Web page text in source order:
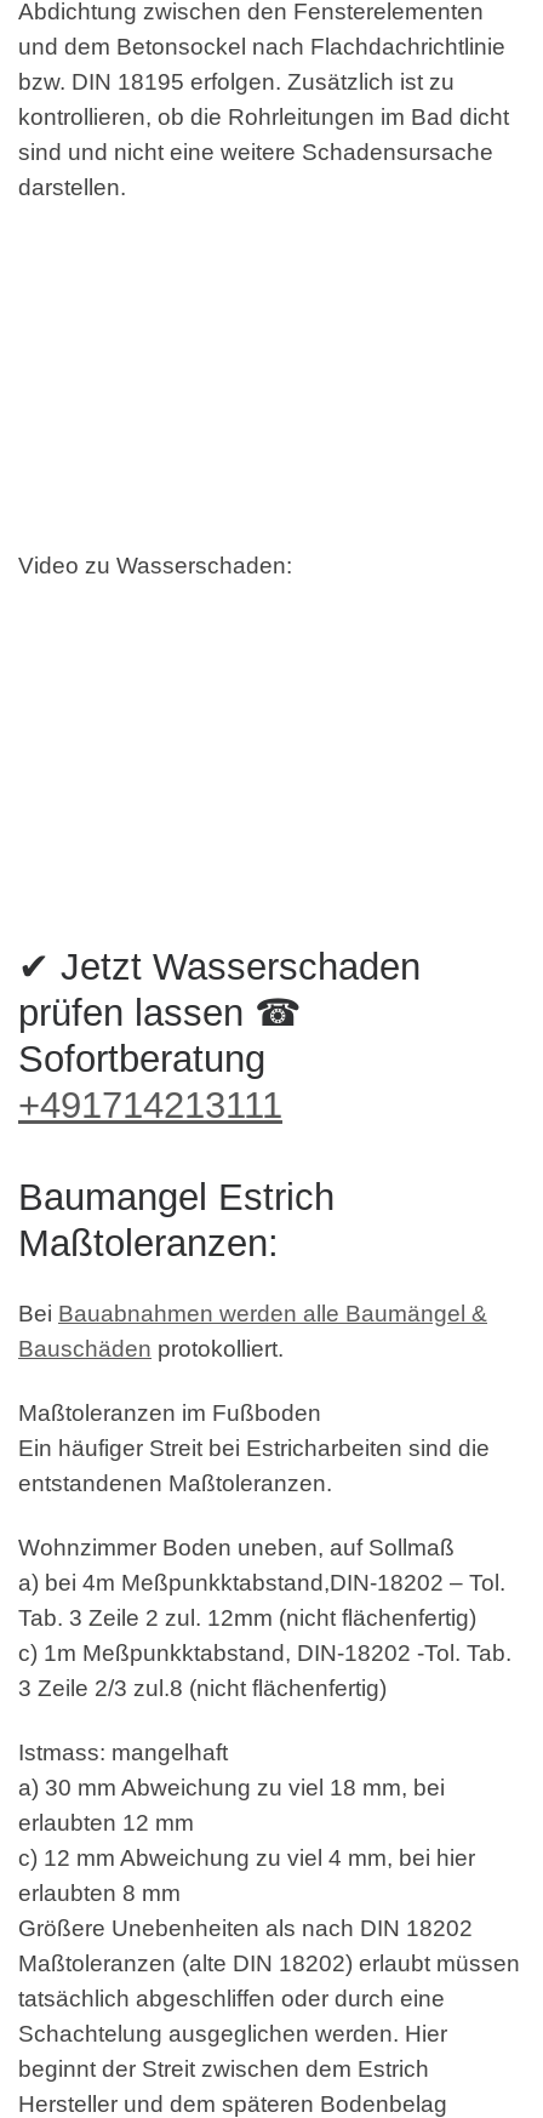
Abdichtung zwischen den Fensterelementen
und dem Betonsockel nach Flachdachrichtlinie
bzw. DIN 18195 erfolgen. Zusätzlich ist zu
kontrollieren, ob die Rohrleitungen im Bad dicht
sind und nicht eine weitere Schadensursache
darstellen.
Video zu Wasserschaden:
✔ Jetzt Wasserschaden
prüfen lassen ☎
Sofortberatung
+491714213111
Baumangel Estrich
Maßtoleranzen:
Bei Bauabnahmen werden alle Baumängel &
Bauschäden protokolliert.
Maßtoleranzen im Fußboden
Ein häufiger Streit bei Estricharbeiten sind die
entstandenen Maßtoleranzen.
Wohnzimmer Boden uneben, auf Sollmaß
a) bei 4m Meßpunkktabstand,DIN-18202 – Tol.
Tab. 3 Zeile 2 zul. 12mm (nicht flächenfertig)
c) 1m Meßpunkktabstand, DIN-18202 -Tol. Tab.
3 Zeile 2/3 zul.8 (nicht flächenfertig)
Istmass: mangelhaft
a) 30 mm Abweichung zu viel 18 mm, bei
erlaubten 12 mm
c) 12 mm Abweichung zu viel 4 mm, bei hier
erlaubten 8 mm
Größere Unebenheiten als nach DIN 18202
Maßtoleranzen (alte DIN 18202) erlaubt müssen
tatsächlich abgeschliffen oder durch eine
Schachtelung ausgeglichen werden. Hier
beginnt der Streit zwischen dem Estrich
Hersteller und dem späteren Bodenbelag